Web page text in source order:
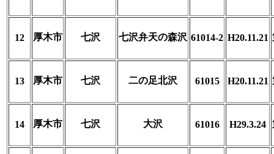
12 厚木市 七沢 七沢弁天の森沢 61014-2 H20.11.21
13 厚木市 七沢 二の足北沢 61015 H20.11.21
14 厚木市 七沢 大沢 61016 H29.3.24